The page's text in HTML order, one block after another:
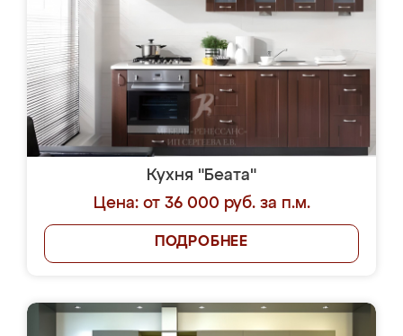
Кухня "Беата"
Цена: от 36 000 руб. за п.м.
ПОДРОБНЕЕ